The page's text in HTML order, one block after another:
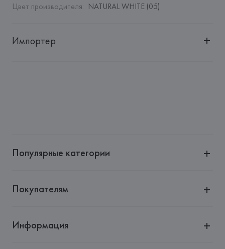
Цвет производителя: NATURAL WHITE (05)
Импортер
(Barcelona),
Популярные категории
Покупателям
Информация